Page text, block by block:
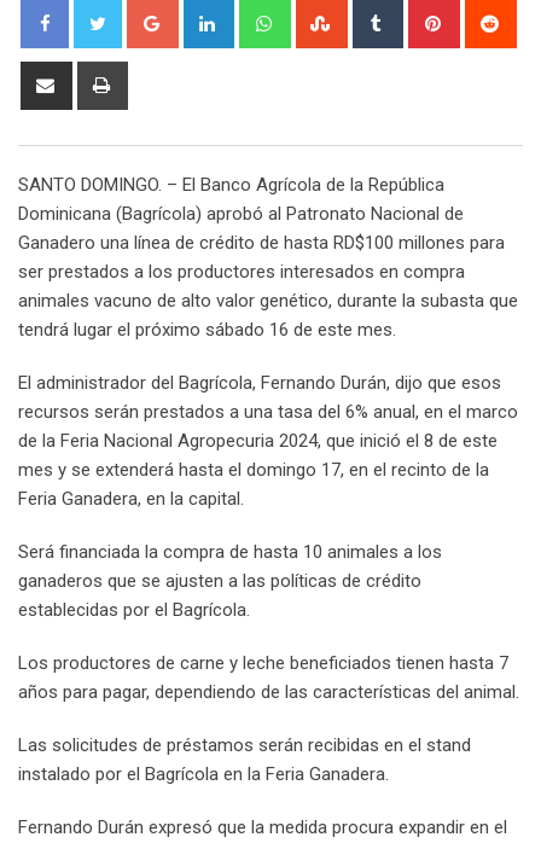
Google+ LinkedIn WhatsappStumbleUpon
Tumblr Pinterest
Share
SANTO DOMINGO. – El Banco Agrícola de la República
Dominicana (Bagrícola) aprobó al Patronato Nacional de
Ganadero una línea de crédito de hasta RD$100 millones para
ser prestados a los productores interesados en compra
animales vacuno de alto valor genético, durante la subasta que
tendrá lugar el próximo sábado 16 de este mes.
El administrador del Bagrícola, Fernando Durán, dijo que esos
recursos serán prestados a una tasa del 6% anual, en el marco
de la Feria Nacional Agropecuria 2024, que inició el 8 de este
mes y se extenderá hasta el domingo 17, en el recinto de la
Feria Ganadera, en la capital.
Será financiada la compra de hasta 10 animales a los
ganaderos que se ajusten a las políticas de crédito
establecidas por el Bagrícola.
Los productores de carne y leche beneficiados tienen hasta 7
años para pagar, dependiendo de las características del animal.
Las solicitudes de préstamos serán recibidas en el stand
instalado por el Bagrícola en la Feria Ganadera.
Fernando Durán expresó que la medida procura expandir en el